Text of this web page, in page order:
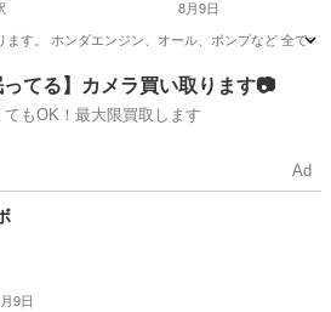
8月9日
ます。 ホンダエンジン、オール、ポンプなど 全て
駅 その他
ってる】カメラ買い取ります📷
てもOK！最大限買取します
Ad
9日